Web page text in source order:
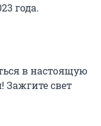
года.
в настоящую
Зажгите свет